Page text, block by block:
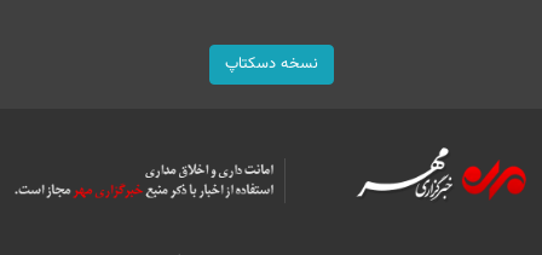
نسخه دسکتاپ